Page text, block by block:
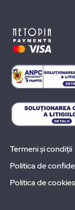
Termeni și condiții
Politica de
Politica de cookies